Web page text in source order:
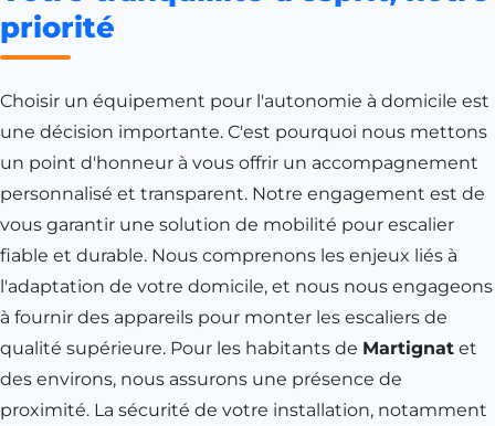
priorité
Choisir un équipement pour l'autonomie à domicile est
une décision importante. C'est pourquoi nous mettons
un point d'honneur à vous offrir un accompagnement
personnalisé et transparent. Notre engagement est de
vous garantir une solution de mobilité pour escalier
fiable et durable. Nous comprenons les enjeux liés à
l'adaptation de votre domicile, et nous nous engageons
à fournir des appareils pour monter les escaliers de
qualité supérieure. Pour les habitants de Martignat et
des environs, nous assurons une présence de
proximité. La sécurité de votre installation, notamment